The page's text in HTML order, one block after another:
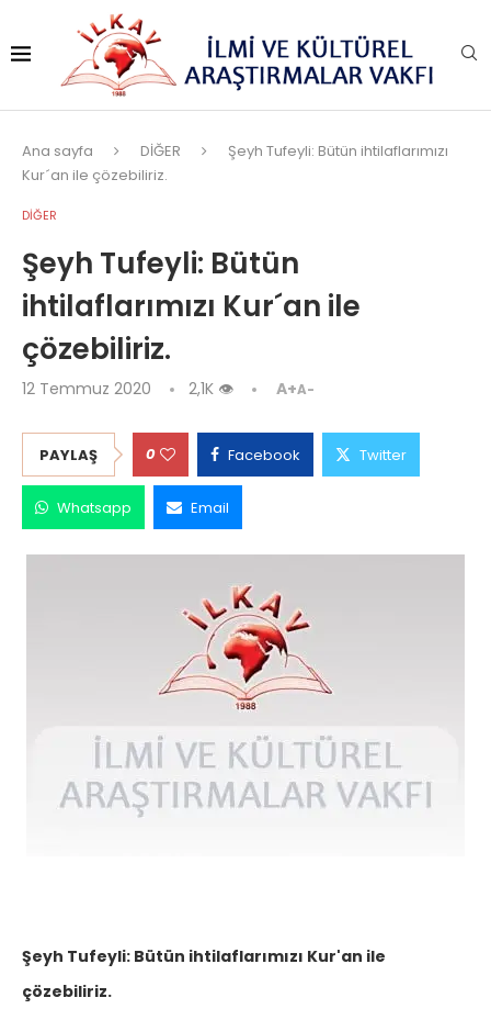
Ana sayfa DİĞER
Şeyh Tufeyli: Bütün ihtilaflarımızı
Kur´an ile çözebiliriz.
DİĞER
Şeyh Tufeyli: Bütün
ihtilaflarımızı Kur´an ile
çözebiliriz.
12 Temmuz 2020 2,1K 👁 A+A-
PAYLAŞ 0 Facebook Twitter
Whatsapp Email
Şeyh Tufeyli: Bütün ihtilaflarımızı Kur'an ile
çözebiliriz.